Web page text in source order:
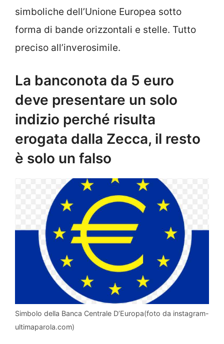
simboliche dell’Unione Europea sotto
forma di bande orizzontali e stelle. Tutto
preciso all’inverosimile.
La banconota da 5 euro
deve presentare un solo
indizio perché risulta
erogata dalla Zecca, il resto
è solo un falso
Simbolo della Banca Centrale D’Europa(foto da instagram-
ultimaparola.com)